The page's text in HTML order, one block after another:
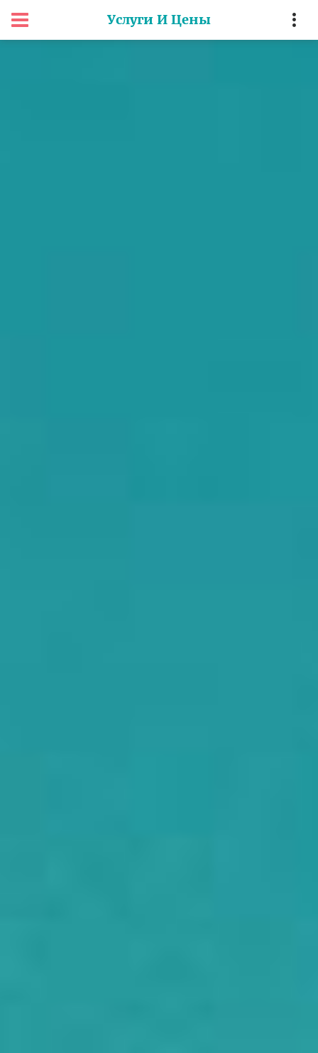
Услуги И Цены